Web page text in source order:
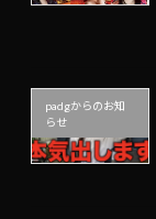
padgからのお知
らせ